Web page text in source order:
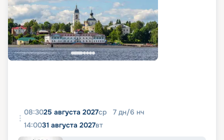
08:3025 августа 2027ср 7 дн/6 нч
14:0031 августа 2027вт